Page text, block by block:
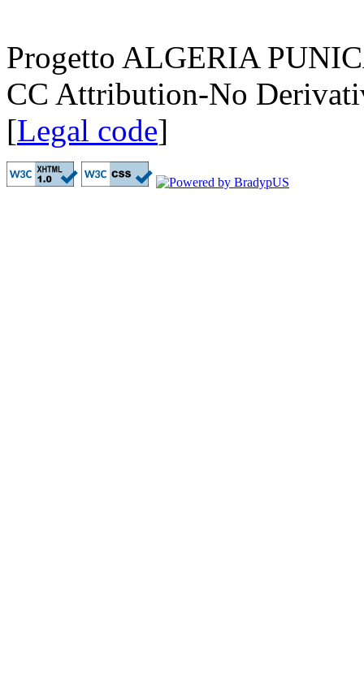
Progetto ALGERIA
CC Attribution-No
[Legal code]